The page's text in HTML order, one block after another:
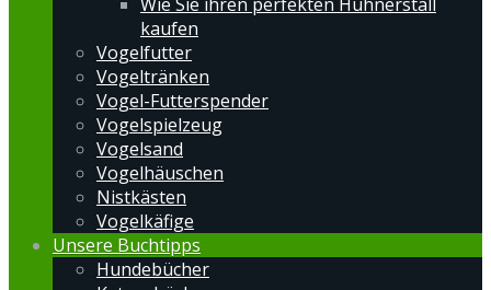
kaufen
Vogelfutter
Vogeltränken
Vogel-Futterspender
Vogelspielzeug
Vogelsand
Vogelhäuschen
Nistkästen
Vogelkäfige
Unsere Buchtipps
Hundebücher